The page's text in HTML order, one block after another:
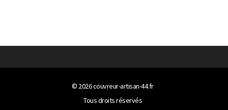
© 2026couvreur-artisan-44.fr
Tous droits réservés